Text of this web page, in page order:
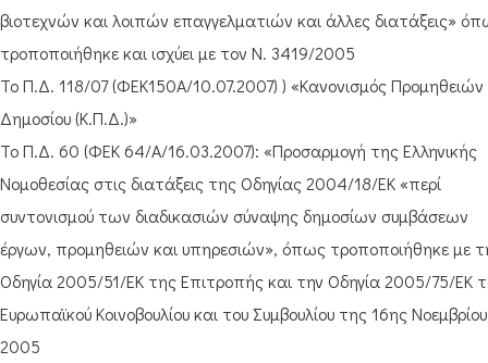
βιοτεχνών και λοιπών επαγγελματιών και άλλες διατάξεις»
τροποποιήθηκε και ισχύει με τον Ν. 3419/2005
Το Π.Δ. 118/07 (ΦΕΚ150Α/10.07.2007) ) «Κανονισμός Προμηθειών
Δημοσίου (Κ.Π.Δ.)»
Το Π.Δ. 60 (ΦΕΚ 64/Α/16.03.2007): «Προσαρμογή της Ελληνικής
Νομοθεσίας στις διατάξεις της Οδηγίας 2004/18/ΕΚ «περί
συντονισμού των διαδικασιών σύναψης δημοσίων συμβάσεων
έργων, προμηθειών και υπηρεσιών», όπως τροποποιήθηκε με
Οδηγία 2005/51/ΕΚ της Επιτροπής και την Οδηγία 2005/75/ΕΚ
Ευρωπαϊκού Κοινοβουλίου και του Συμβουλίου της 16ης Νοεμβρίου
2005